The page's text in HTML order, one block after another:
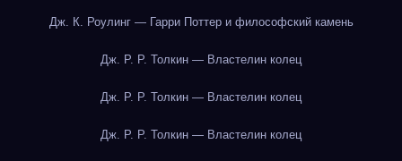
Дж. К. Роулинг — Гарри Поттер и философский камень
Дж. Р. Р. Толкин — Властелин колец
Дж. Р. Р. Толкин — Властелин колец
Дж. Р. Р. Толкин — Властелин колец